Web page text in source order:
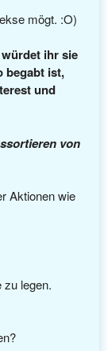
mögt. :O)
ihr sie
begabt ist,
und
von
Aktionen wie
zu legen.